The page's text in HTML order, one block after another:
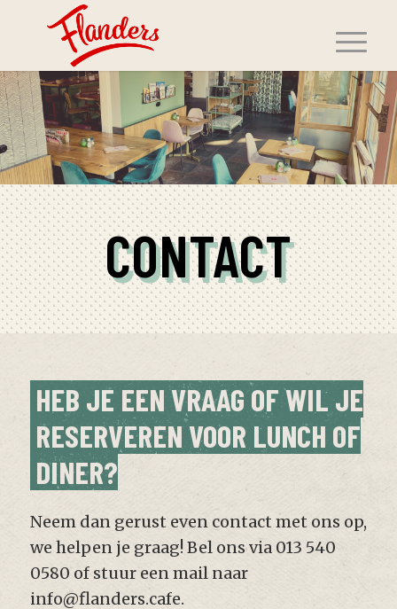
CONTACT
HEB JE EEN VRAAG OF WIL JE
RESERVEREN VOOR LUNCH OF
DINER?
Neem dan gerust even contact met ons op,
we helpen je graag! Bel ons via 013 540
0580 of stuur een mail naar
info@flanders.cafe.